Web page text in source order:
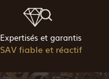
Expertisés et garantis
SAV fiable et réactif